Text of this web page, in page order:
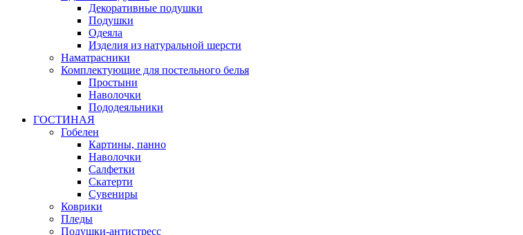
Декоративные подушки
Подушки
Одеяла
Изделия из натуральной шерсти
Наматраcники
Комплектующие для постельного белья
Простыни
Наволочки
Пододеяльники
ГОСТИНАЯ
Гобелен
Картины, панно
Наволочки
Салфетки
Скатерти
Сувениры
Коврики
Пледы
Подушки-антистресс